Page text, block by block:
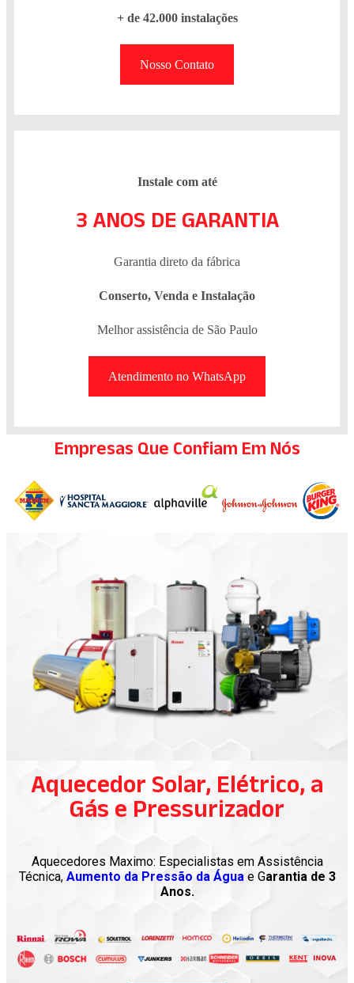
+ de 42.000 instalações
Nosso Contato
Instale com até
3 ANOS DE GARANTIA
Garantia direto da fábrica
Conserto, Venda e Instalação
Melhor assistência de São Paulo
Atendimento no WhatsApp
Empresas Que Confiam Em Nós
Aquecedor Solar, Elétrico, a
Gás e Pressurizador
Aquecedores Maximo: Especialistas em Assistência
Técnica, Aumento da Pressão da Águae Garantia de 3
Anos.